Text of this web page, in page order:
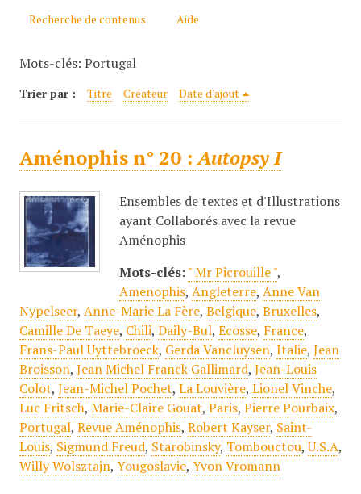
Recherche de contenus
Aide
Mots-clés: Portugal
Trier par : Titre Créateur Date d'ajout
Aménophis n° 20 :Autopsy I
Ensembles de textes et d'Illustrations
ayant Collaborés avec la revue
Aménophis
Mots-clés: " Mr Picrouille ",
Amenophis, Angleterre, Anne Van
Nypelseer, Anne-Marie La Fère, Belgique, Bruxelles,
Camille De Taeye, Chili, Daily-Bul, Ecosse, France,
Frans-Paul Uyttebroeck, Gerda Vancluysen, Italie, Jean
Broisson, Jean Michel Franck Gallimard, Jean-Louis
Colot, Jean-Michel Pochet, La Louvière, Lionel Vinche,
Luc Fritsch, Marie-Claire Gouat, Paris, Pierre Pourbaix,
Portugal, Revue Aménophis, Robert Kayser, Saint-
Louis, Sigmund Freud, Starobinsky, Tombouctou,U.S.A,
Willy Wolsztajn, Yougoslavie, Yvon Vromann